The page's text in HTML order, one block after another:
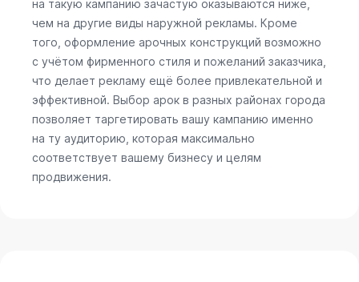
на такую кампанию зачастую оказываются ниже,
чем на другие виды наружной рекламы. Кроме
того, оформление арочных конструкций возможно
с учётом фирменного стиля и пожеланий заказчика,
что делает рекламу ещё более привлекательной и
эффективной. Выбор арок в разных районах города
позволяет таргетировать вашу кампанию именно
на ту аудиторию, которая максимально
соответствует вашему бизнесу и целям
продвижения.